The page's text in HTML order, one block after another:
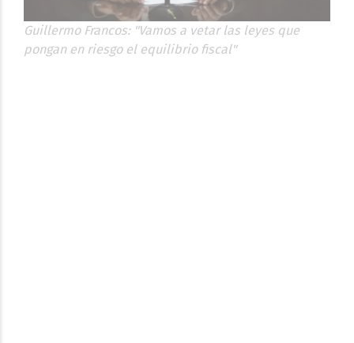
Guillermo Francos: "Vamos a vetar las leyes que
pongan en riesgo el equilibrio fiscal"